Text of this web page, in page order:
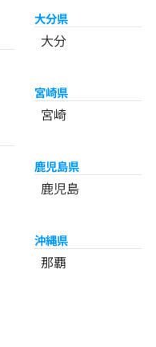
大分県
大分
宮崎県
宮崎
鹿児島県
鹿児島
沖縄県
那覇